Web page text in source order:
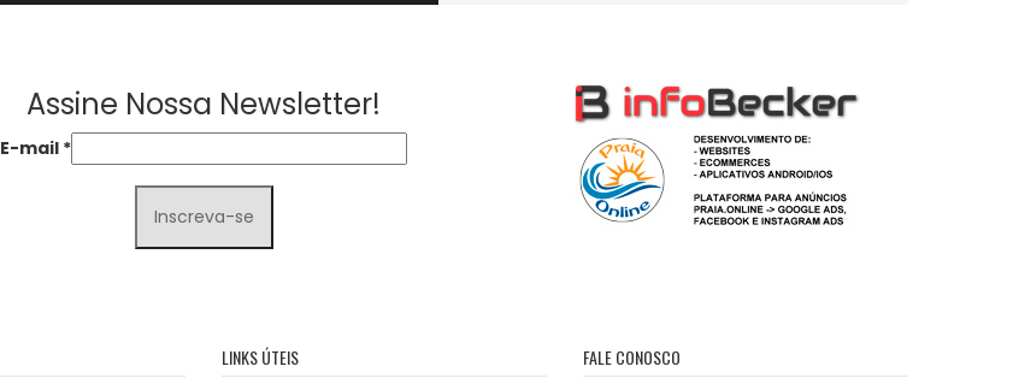
Assine Nossa Newsletter!
E-mail *
LINKS ÚTEIS FALE CONOSCO